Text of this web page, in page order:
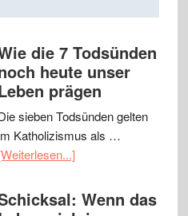
die 7 Todsünden
heute unser
prägen
sieben Todsünden gelten
Katholizismus als …
Wenn das